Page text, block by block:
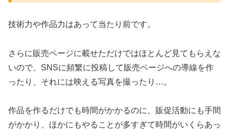
技術力や作品力はあって当たり前です。
さらに販売ページに載せただけではほとんど見てもらえな
いので、SNSに頻繁に投稿して販売ページへの導線を作
ったり、それには映える写真を撮ったり…。
作品を作るだけでも時間がかかるのに、販促活動にも手間
がかかり、ほかにもやることが多すぎて時間がいくらあっ